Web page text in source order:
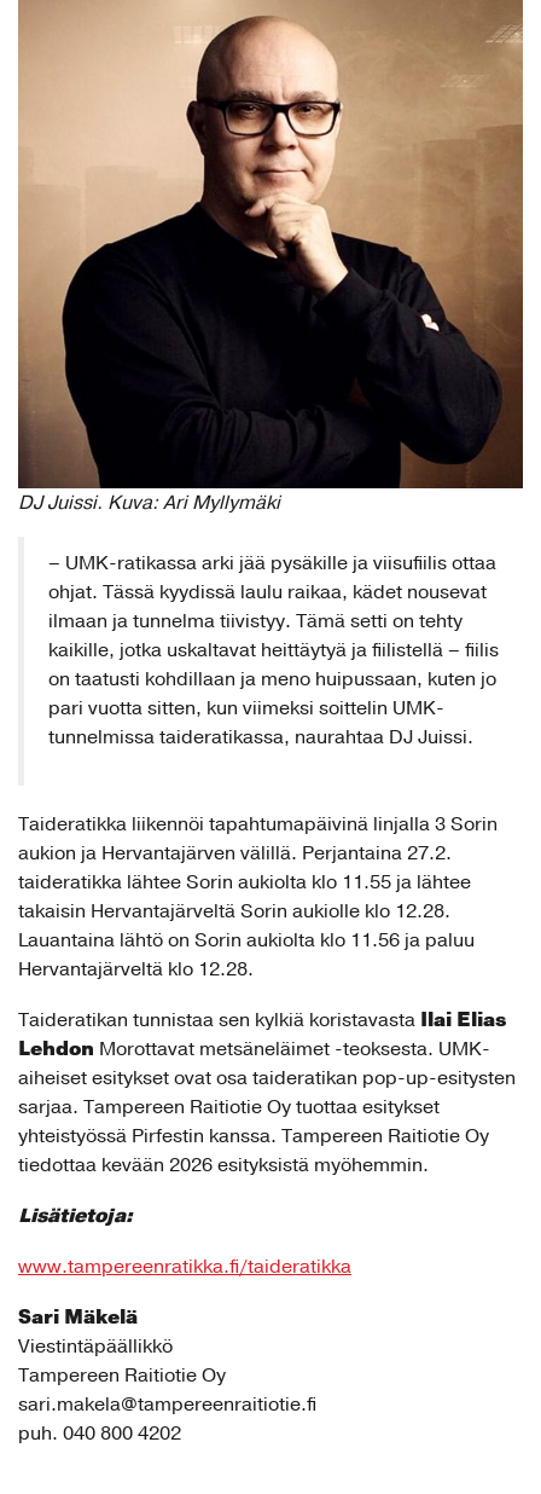
DJ Juissi. Kuva: Ari Myllymäki
– UMK-ratikassa arki jää pysäkille ja viisufiilis ottaa
ohjat. Tässä kyydissä laulu raikaa, kädet nousevat
ilmaan ja tunnelma tiivistyy. Tämä setti on tehty
kaikille, jotka uskaltavat heittäytyä ja fiilistellä – fiilis
on taatusti kohdillaan ja meno huipussaan, kuten jo
pari vuotta sitten, kun viimeksi soittelin UMK-
tunnelmissa taideratikassa, naurahtaa DJ Juissi.
Taideratikka liikennöi tapahtumapäivinä linjalla 3 Sorin
aukion ja Hervantajärven välillä. Perjantaina 27.2.
taideratikka lähtee Sorin aukiolta klo 11.55 ja lähtee
takaisin Hervantajärveltä Sorin aukiolle klo 12.28.
Lauantaina lähtö on Sorin aukiolta klo 11.56 ja paluu
Hervantajärveltä klo 12.28.
Taideratikan tunnistaa sen kylkiä koristavasta Ilai Elias
Lehdon Morottavat metsäneläimet -teoksesta. UMK-
aiheiset esitykset ovat osa taideratikan pop-up-esitysten
sarjaa. Tampereen Raitiotie Oy tuottaa esitykset
yhteistyössä Pirfestin kanssa. Tampereen Raitiotie Oy
tiedottaa kevään 2026 esityksistä myöhemmin.
Lisätietoja:
www.tampereenratikka.fi/taideratikka
Sari Mäkelä
Viestintäpäällikkö
Tampereen Raitiotie Oy
sari.makela@tampereenraitiotie.fi
puh. 040 800 4202